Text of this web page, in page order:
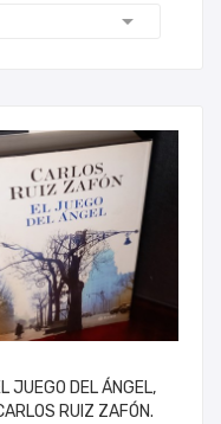

JUEGO DEL ÁNGEL,
RUIZ ZAFÓN.